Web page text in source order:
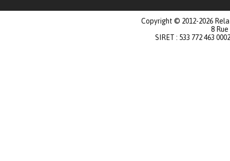
Copyright © 2012-2026
8
SIRET : 533 772 463